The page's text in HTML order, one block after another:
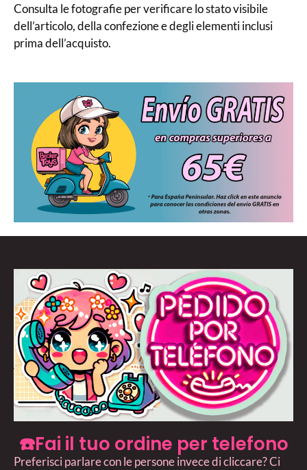
Consulta le fotografie per verificare lo stato visibile
dell’articolo, della confezione e degli elementi inclusi
prima dell’acquisto.
☎️Fai il tuo ordine per telefono
Preferisci parlare con le persone invece di cliccare? Ci